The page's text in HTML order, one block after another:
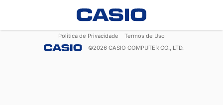
Política de Privacidade
Termos de Uso
©2026 CASIO COMPUTER CO., LTD.